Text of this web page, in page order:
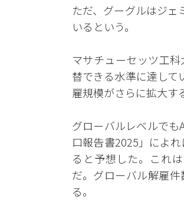
ただ、グーグルはジ
いるという。
マサチューセッツ工
替できる水準に達し
雇規模がさらに拡大す
グローバルレベルでも
口報告書2025」によ
ると予想した。これ
だ。グローバル解雇
る。